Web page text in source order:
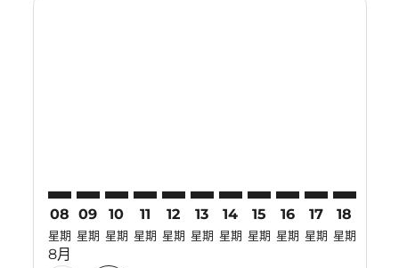
08
星期
8月
09
星期
10
星期
11
星期
12
星期
13
星期
14
星期
15
星期
16
星期
17
星期
18
星期